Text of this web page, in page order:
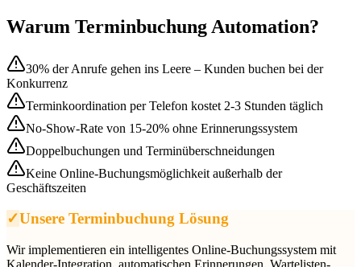
Warum Terminbuchung Automation?
30% der Anrufe gehen ins Leere – Kunden buchen bei der
Konkurrenz
Terminkoordination per Telefon kostet 2-3 Stunden täglich
No-Show-Rate von 15-20% ohne Erinnerungssystem
Doppelbuchungen und Terminüberschneidungen
Keine Online-Buchungsmöglichkeit außerhalb der
Geschäftszeiten
✓Unsere Terminbuchung Lösung
Wir implementieren ein intelligentes Online-Buchungssystem mit
Kalender-Integration, automatischen Erinnerungen, Wartelisten-